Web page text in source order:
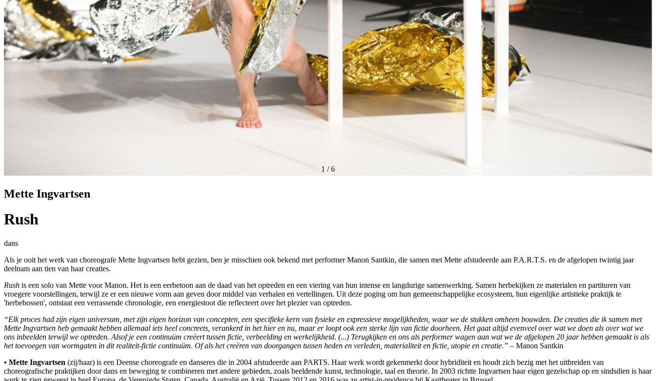
1 /6
Mette Ingvartsen
Rush
dans
Als je ooit het werk van choreografe Mette Ingvartsen hebt gezien, ben je misschien ook bekend met performer Manon Santkin, die samen met Mette afstudeerde aan P.A.R.T.S. en de afgelopen twintig jaar
deelnam aan tien van haar creaties.
Rush is een solo van Mette voor Manon. Het is een eerbetoon aan de daad van het optreden en een viering van hun intense en langdurige samenwerking. Samen herbekijken ze materialen en partituren van
vroegere voorstellingen, terwijl ze er een nieuwe vorm aan geven door middel van verhalen en vertellingen. Uit deze poging om hun gemeenschappelijke ecosysteem, hun eigenlijke artistieke praktijk te
'herbebossen', ontstaat een verrassende chronologie, een energiestoot die reflecteert over het plezier van optreden.
“Elk proces had zijn eigen universum, met zijn eigen horizon van concepten, een specifieke kern van fysieke en expressieve mogelijkheden, waar we de stukken omheen bouwden. De creaties die ik samen met
Mette Ingvartsen heb gemaakt hebben allemaal iets heel concreets, verankerd in het hier en nu, maar er loopt ook een sterke lijn van fictie doorheen. Het gaat altijd evenveel over wat we doen als over wat we
ons inbeelden terwijl we optreden. Alsof je een continuüm creëert tussen fictie, verbeelding en werkelijkheid. (...) Terugkijken en ons als performer wagen aan wat we de afgelopen 20 jaar hebben gemaakt is als
het toevoegen van wormgaten in dit realiteit-fictie continuüm. Of als het creëren van doorgangen tussen heden en verleden, materialiteit en fictie, utopie en creatie.” – Manon Santkin
• Mette Ingvartsen (zij/haar) is een Deense choreografe en danseres die in 2004 afstudeerde aan PARTS. Haar werk wordt gekenmerkt door hybriditeit en houdt zich bezig met het uitbreiden van
choreografische praktijken door dans en beweging te combineren met andere gebieden, zoals beeldende kunst, technologie, taal en theorie. In 2003 richtte Ingvartsen haar eigen gezelschap op en sindsdien is haar